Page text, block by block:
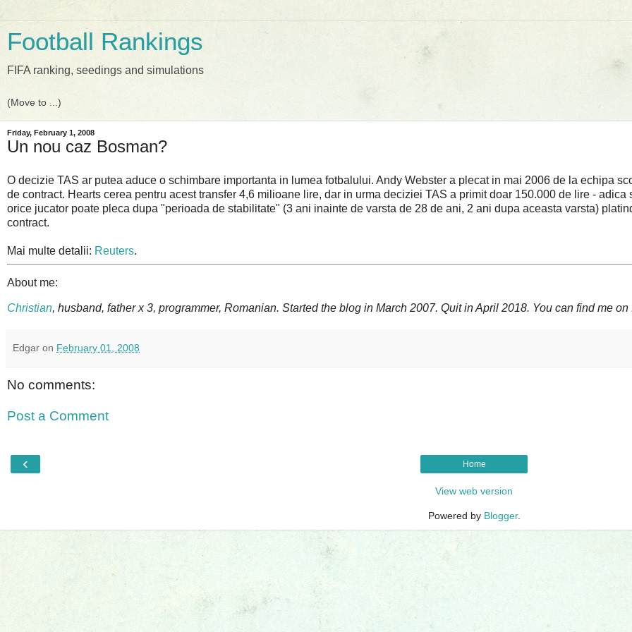
Football Rankings
FIFA ranking, seedings and simulations
Friday, February 1, 2008
Un nou caz Bosman?
O decizie TAS ar putea aduce o schimbare importanta in lumea fotbalului. Andy Webster a plecat in mai 2006 de la echipa
de contract. Hearts cerea pentru acest transfer 4,6 milioane lire, dar in urma deciziei TAS a primit doar 150.000 de lire -
orice jucator poate pleca dupa "perioada de stabilitate" (3 ani inainte de varsta de 28 de ani, 2 ani dupa aceasta varsta)
contract.
Mai multe detalii: Reuters.
About me:
Christian, husband, father x 3, programmer, Romanian. Started the blog in March 2007. Quit in April 2018. You can find me on
Edgar on February 01, 2008
No comments:
Post a Comment
‹ Home
View web version
Powered by Blogger.